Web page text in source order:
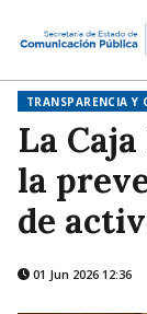
TRANSPARENCIA Y
La
la
de
01 Jun 2026 12:36